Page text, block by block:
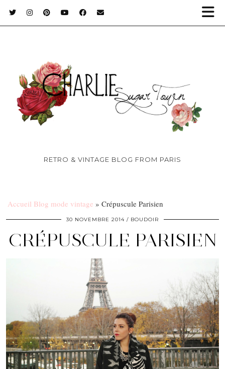
RETRO & VINTAGE BLOG FROM PARIS
Accueil Blog mode vintage » Crépuscule Parisien
30 NOVEMBRE 2014 BOUDOIR
CRÉPUSCULE PARISIEN